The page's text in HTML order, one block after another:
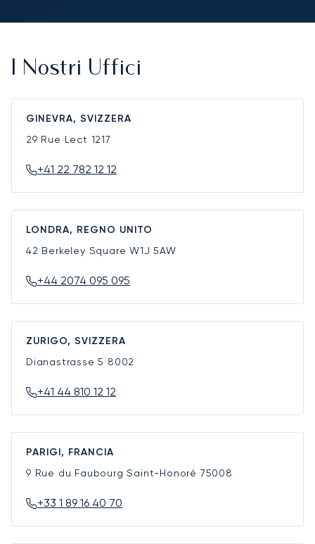
I Nostri Uffici
GINEVRA, SVIZZERA
29 Rue Lect 1217
+41 22 782 12 12
LONDRA, REGNO UNITO
42 Berkeley SquareW1J 5AW
+44 2074 095 095
ZURIGO, SVIZZERA
Dianastrasse 5 8002
+41 44 810 12 12
PARIGI, FRANCIA
9 Rue du Faubourg Saint-Honoré 75008
+33 1 89 16 40 70